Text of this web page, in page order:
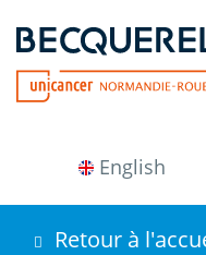
contenu
principal
English
Retour à